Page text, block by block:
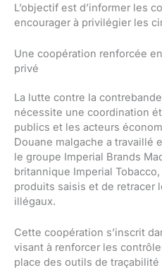
L’objectif est d’informer les
encourager à privilégier les
Une coopération renforcée
privé
La lutte contre la
nécessite une coordination
publics et les acteurs
Douane malgache a travaillé
le groupe Imperial Brands
britannique Imperial
produits saisis et de retracer
illégaux.
Cette coopération s’inscrit
visant à renforcer les
place des outils de